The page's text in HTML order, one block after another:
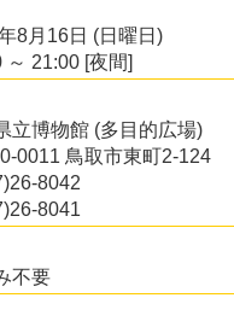
8月16日 (日曜日)
～ 21:00 [夜間]
立博物館 (多目的広場)
0011 鳥取市東町2-124
8042
8041
不要